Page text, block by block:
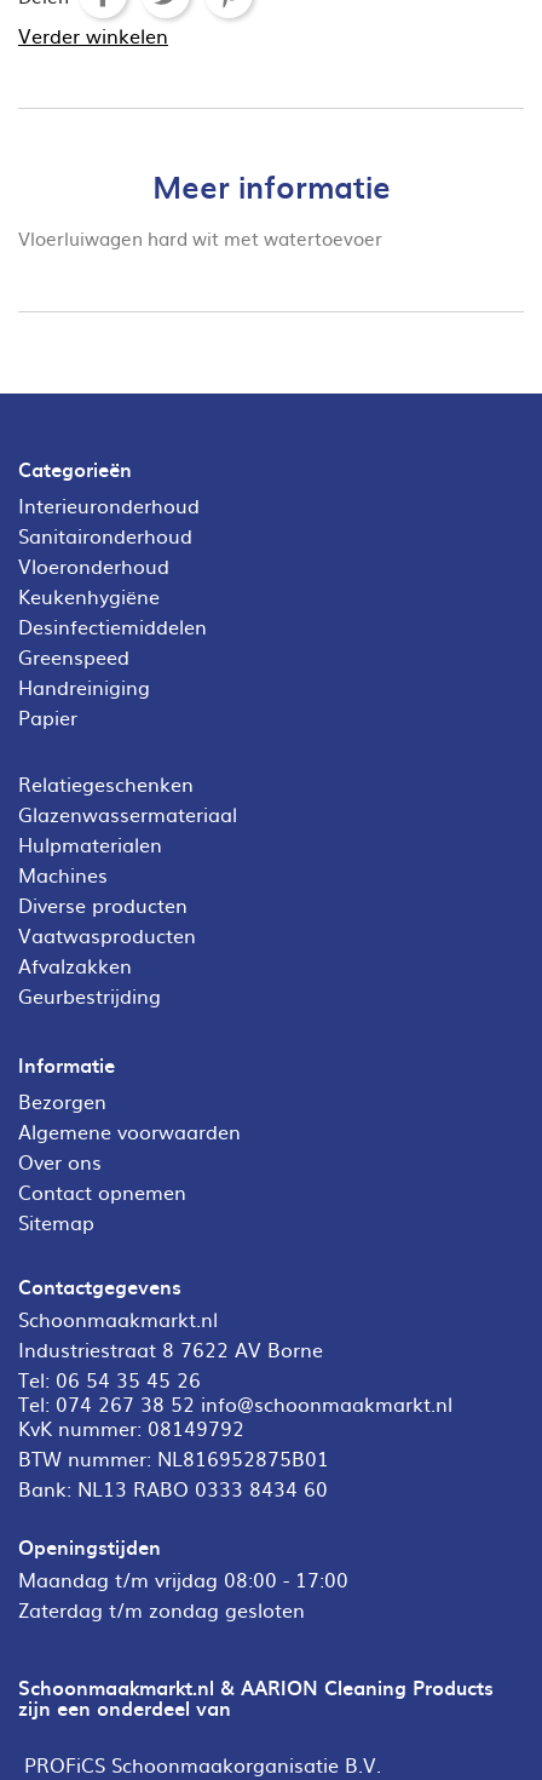
Verder winkelen
Meer informatie
Vloerluiwagen hard wit met watertoevoer
Categorieën
Interieuronderhoud
Sanitaironderhoud
Vloeronderhoud
Keukenhygiëne
Desinfectiemiddelen
Greenspeed
Handreiniging
Papier
Relatiegeschenken
Glazenwassermateriaal
Hulpmaterialen
Machines
Diverse producten
Vaatwasproducten
Afvalzakken
Geurbestrijding
Informatie
Bezorgen
Algemene voorwaarden
Over ons
Contact opnemen
Sitemap
Contactgegevens
Schoonmaakmarkt.nl
Industriestraat 8 7622 AV Borne
Tel: 06 54 35 45 26
Tel: 074 267 38 52 info@schoonmaakmarkt.nl
KvK nummer: 08149792
BTW nummer: NL816952875B01
Bank: NL13 RABO 0333 8434 60
Openingstijden
Maandag t/m vrijdag 08:00 - 17:00
Zaterdag t/m zondag gesloten
Schoonmaakmarkt.nl & AARION Cleaning Products
zijn een onderdeel van
PROFiCS Schoonmaakorganisatie B.V.